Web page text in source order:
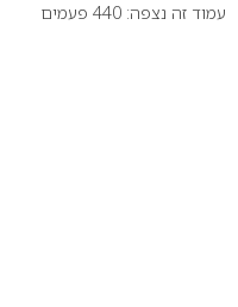
עמוד זה נצפה: 440 פעמים